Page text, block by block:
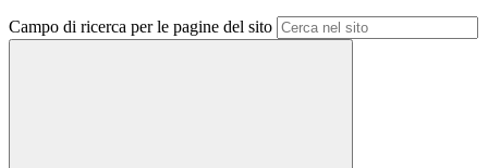
Campo di ricerca per le pagine del sito